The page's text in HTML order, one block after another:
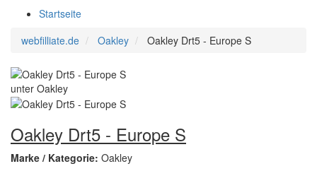
Startseite
webfilliate.de
Oakley Oakley Drt5 - Europe S
Oakley Drt5 - Europe S
Marke / Kategorie: Oakley